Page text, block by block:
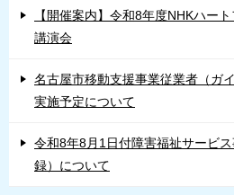
【開催案内】令和8年度NHKハー
講演会
名古屋市移動支援事業従業者（ガ
実施予定について
令和8年8月1日付障害福祉サービ
録）について